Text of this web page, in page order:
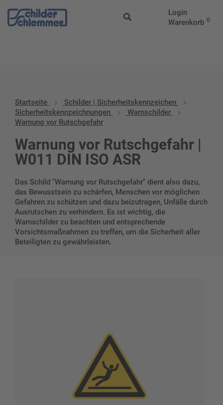
Login
Warenkorb 0
Sicherheitskennzeichen
Sicherheitskennzeichnungen/
vor Rutschgefahr
Startseite
Schilder | Sicherheitskennzeichen
Sicherheitskennzeichnungen
Warnschilder
Warnung vor Rutschgefahr
Warnung vor Rutschgefahr |
W011 DIN ISO ASR
Das Schild "Warnung vor Rutschgefahr" dient also dazu,
das Bewusstsein zu schärfen, Menschen vor möglichen
Gefahren zu schützen und dazu beizutragen, Unfälle durch
Ausrutschen zu verhindern. Es ist wichtig, die
Warnschilder zu beachten und entsprechende
Vorsichtsmaßnahmen zu treffen, um die Sicherheit aller
Beteiligten zu gewährleisten.